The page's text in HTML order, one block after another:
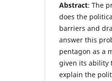
Abstract: The
does the
barriers and
answer this
pentagon as a
given its ability
explain the